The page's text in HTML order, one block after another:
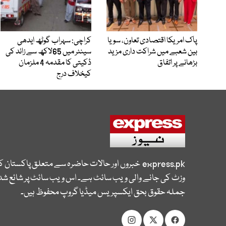
پاک امریکا اقتصادی تعاون، سویا
بین شعبے میں شراکت داری مزید
بڑھانے پر اتفاق
کراچی: سہراب گوٹھ ایدھی
سینٹر میں 65لاکھ سے زائد کی
ڈکیتی کا مقدمہ 4 ملزمان
کیخلاف درج
express.pkخبروں اور حالات حاضرہ سے متعلق
وزٹ کی جانے والی ویب سائٹ ہے۔ اس ویب سائٹ پر شائع
جملہ حقوق بحق ایکسپریس میڈیا گروپ محفوظ ہیں۔